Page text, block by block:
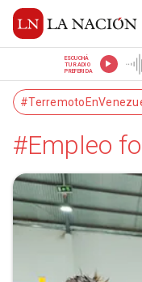
ESCUCHÁ
TU RADIO
PREFERIDA
#Empleo